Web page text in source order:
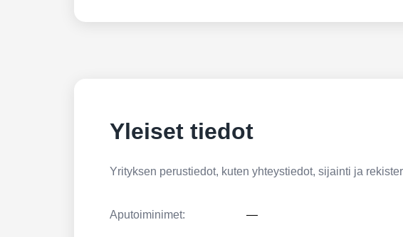
Yleiset tiedot
Yrityksen perustiedot, kuten yhteystiedot, sijainti ja
Aputoiminimet: —